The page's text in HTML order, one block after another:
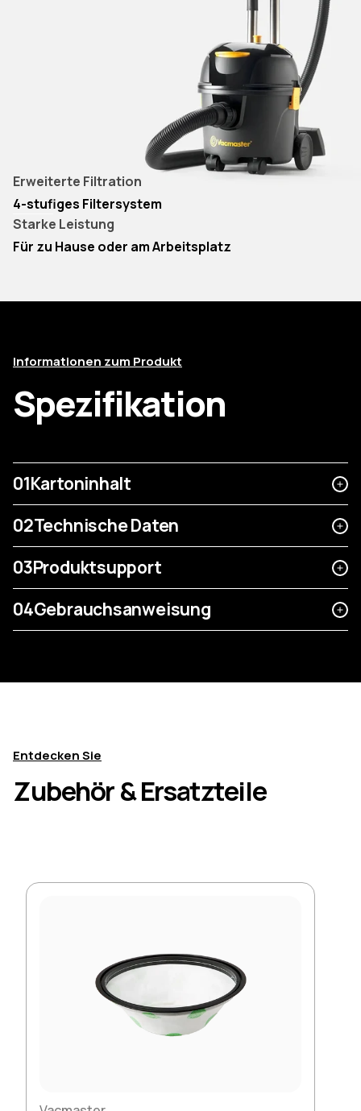
Erweiterte Filtration
4-stufiges Filtersystem
Starke Leistung
Für zu Hause oder am Arbeitsplatz
Informationen zum Produkt
Spezifikation
01Kartoninhalt
02Technische Daten
03Produktsupport
04Gebrauchsanweisung
Entdecken Sie
Zubehör & Ersatzteile